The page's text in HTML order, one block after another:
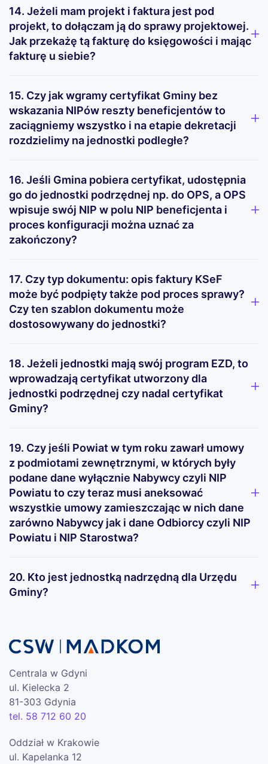
14. Jeżeli mam projekt i faktura jest pod
projekt, to dołączam ją do sprawy projektowej.
Jak przekażę tą fakturę do księgowości i mając
fakturę u siebie?
15. Czy jak wgramy certyfikat Gminy bez
wskazania NIPów reszty beneficjentów to
zaciągniemy wszystko i na etapie dekretacji
rozdzielimy na jednostki podległe?
16. Jeśli Gmina pobiera certyfikat, udostępnia
go do jednostki podrzędnej np. do OPS, a OPS
wpisuje swój NIP w polu NIP beneficjenta i
proces konfiguracji można uznać za
zakończony?
17. Czy typ dokumentu: opis faktury KSeF
może być podpięty także pod proces sprawy?
Czy ten szablon dokumentu może
dostosowywany do jednostki?
18. Jeżeli jednostki mają swój program EZD, to
wprowadzają certyfikat utworzony dla
jednostki podrzędnej czy nadal certyfikat
Gminy?
19. Czy jeśli Powiat w tym roku zawarł umowy
z podmiotami zewnętrznymi, w których były
podane dane wyłącznie Nabywcy czyli NIP
Powiatu to czy teraz musi aneksować
wszystkie umowy zamieszczając w nich dane
zarówno Nabywcy jak i dane Odbiorcy czyli NIP
Powiatu i NIP Starostwa?
20. Kto jest jednostką nadrzędną dla Urzędu
Gminy?
Centrala w Gdyni
ul. Kielecka 2
81-303 Gdynia
tel. 58 712 60 20
Oddział w Krakowie
ul. Kapelanka 12